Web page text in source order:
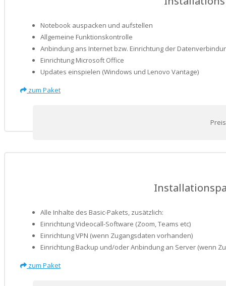
Notebook auspacken und aufstellen
Allgemeine Funktionskontrolle
Anbindung ans Internet bzw. Einrichtung der
Einrichtung Microsoft Office
Updates einspielen (Windows und Lenovo Vantage)
zum Paket
Alle Inhalte des Basic-Pakets, zusätzlich:
Einrichtung Videocall-Software (Zoom, Teams etc)
Einrichtung VPN (wenn Zugangsdaten vorhanden)
Einrichtung Backup und/oder Anbindung an Server (wenn
zum Paket